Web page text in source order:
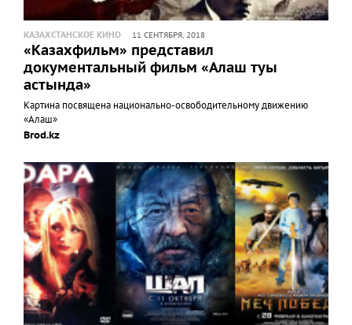
КАЗАХСТАНСКОЕ КИНО 11 СЕНТЯБРЯ, 2018
«Казахфильм» представил
документальный фильм «Алаш туы
астында»
Картина посвящена национально-освободительному движению
«Алаш»
Brod.kz